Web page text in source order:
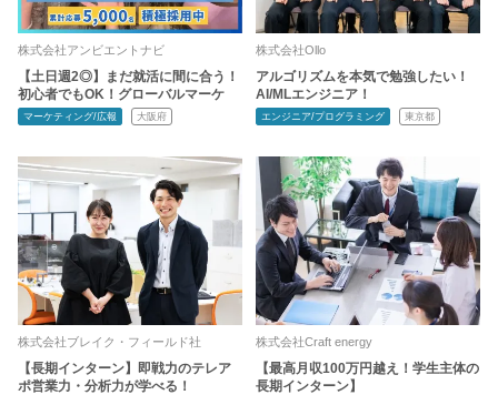
株式会社アンビエントナビ
【土日週2◎】まだ就活に間に合う！
初心者でもOK！グローバルマーケ
マーケティング/広報 大阪府
株式会社Ollo
アルゴリズムを本気で勉強したい！
AI/MLエンジニア！
エンジニア/プログラミング 東京都
株式会社ブレイク・フィールド社
【長期インターン】即戦力のテレア
ポ営業力・分析力が学べる！
株式会社Craft energy
【最高月収100万円越え！学生主体の
長期インターン】